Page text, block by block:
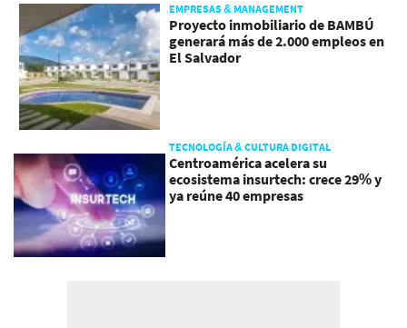
EMPRESAS & MANAGEMENT
Proyecto inmobiliario de BAMBÚ
generará más de 2.000 empleos en
El Salvador
TECNOLOGÍA & CULTURA DIGITAL
Centroamérica acelera su
ecosistema insurtech: crece 29% y
ya reúne 40 empresas